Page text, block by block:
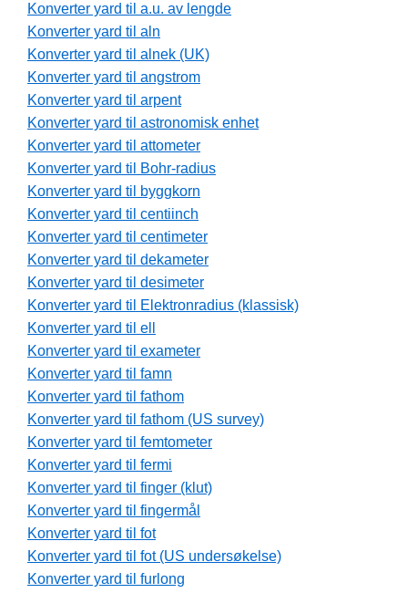
Konverter yard til a.u. av lengde
Konverter yard til aln
Konverter yard til alnek (UK)
Konverter yard til angstrom
Konverter yard til arpent
Konverter yard til astronomisk enhet
Konverter yard til attometer
Konverter yard til Bohr-radius
Konverter yard til byggkorn
Konverter yard til centiinch
Konverter yard til centimeter
Konverter yard til dekameter
Konverter yard til desimeter
Konverter yard til Elektronradius (klassisk)
Konverter yard til ell
Konverter yard til exameter
Konverter yard til famn
Konverter yard til fathom
Konverter yard til fathom (US survey)
Konverter yard til femtometer
Konverter yard til fermi
Konverter yard til finger (klut)
Konverter yard til fingermål
Konverter yard til fot
Konverter yard til fot (US undersøkelse)
Konverter yard til furlong